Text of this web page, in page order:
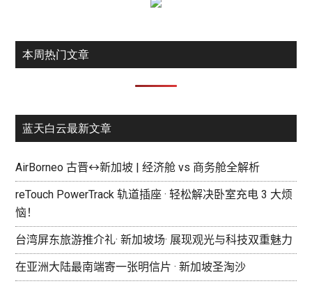
本周热门文章
蓝天白云最新文章
AirBorneo 古晋↔新加坡 | 经济舱 vs 商务舱全解析
reTouch PowerTrack 轨道插座 · 轻松解决卧室充电 3 大烦
恼！
台湾屏东旅游推介礼· 新加坡场· 展现观光与科技双重魅力
在亚洲大陆最南端寄一张明信片 · 新加坡圣淘沙